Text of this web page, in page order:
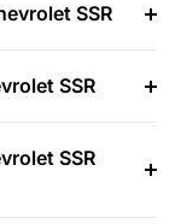
SSR
SSR
SSR